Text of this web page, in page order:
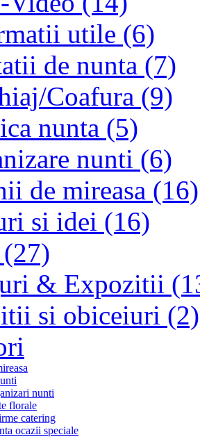
utile (6)
de nunta (7)
Coafura (9)
nunta (5)
nunti (6)
de mireasa (16)
si idei (16)
& Expozitii
si obiceiuri (2)
nunti
florale
catering
ocazii speciale